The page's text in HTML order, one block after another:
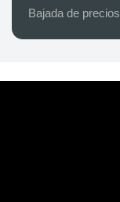
Bajada de precios